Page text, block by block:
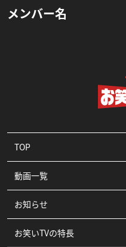
メンバー名
TOP
動画一覧
コント
漫才
お知らせ
お笑いTVの特長